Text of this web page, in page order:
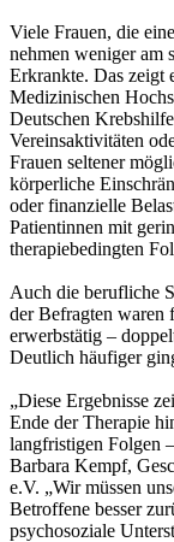
Viele Frauen, die
nehmen weniger am
Erkrankte. Das zeigt
Medizinischen
Deutschen
Vereinsaktivitäten
Frauen seltener
körperliche
oder finanzielle
Patientinnen mit
therapiebedingten
Auch die berufliche
der Befragten waren
erwerbstätig –
Deutlich häufiger
„Diese Ergebnisse
Ende der Therapie
langfristigen Folgen
Barbara Kempf,
e.V. „Wir müssen
Betroffene besser
psychosoziale